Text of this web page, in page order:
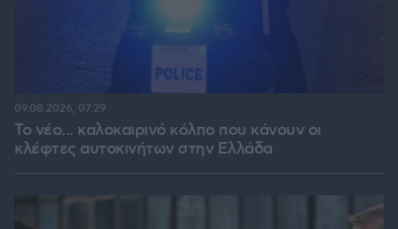
Το νέο... καλοκαιρινό κόλπο που κάνουν οι
κλέφτες αυτοκινήτων στην Ελλάδα
09.08.2026, 07:29